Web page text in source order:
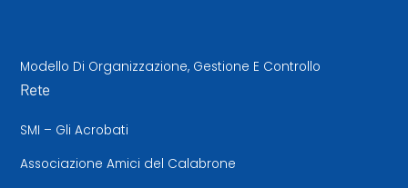
Modello Di Organizzazione, Gestione E Controllo
Rete
SMI – Gli Acrobati
Associazione Amici del Calabrone